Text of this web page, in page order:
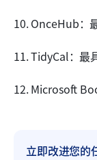
10. OnceHub：
11. TidyCal：最
12. Microsoft
立即改进您的